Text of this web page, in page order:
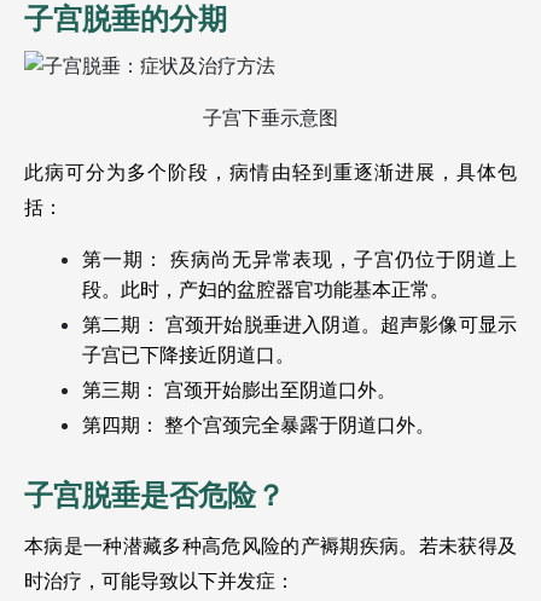
子宫脱垂的分期
子宫下垂示意图
此病可分为多个阶段，病情由轻到重逐渐进展，具体包
括：
第一期： 疾病尚无异常表现，子宫仍位于阴道上
段。此时，产妇的盆腔器官功能基本正常。
第二期： 宫颈开始脱垂进入阴道。超声影像可显示
子宫已下降接近阴道口。
第三期： 宫颈开始膨出至阴道口外。
第四期： 整个宫颈完全暴露于阴道口外。
子宫脱垂是否危险？
本病是一种潜藏多种高危风险的产褥期疾病。若未获得及
时治疗，可能导致以下并发症：